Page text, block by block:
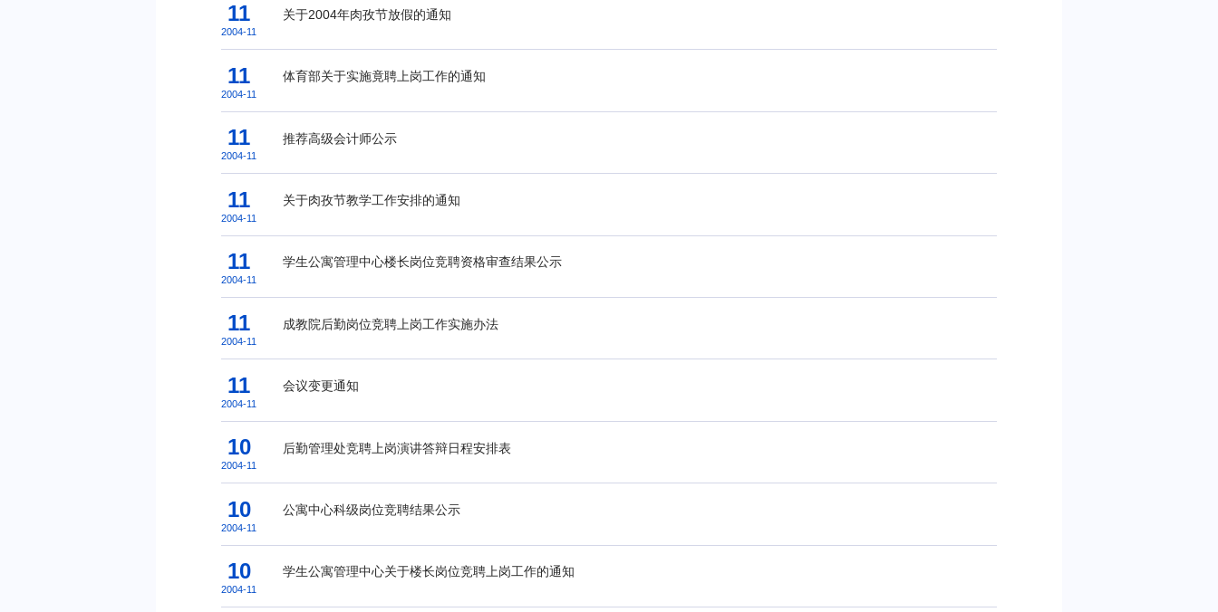
11
2004-11
关于2004年肉孜节放假的通知
11
2004-11
体育部关于实施竟聘上岗工作的通知
11
2004-11
推荐高级会计师公示
11
2004-11
关于肉孜节教学工作安排的通知
11
2004-11
学生公寓管理中心楼长岗位竞聘资格审查结果公示
11
2004-11
成教院后勤岗位竞聘上岗工作实施办法
11
2004-11
会议变更通知
10
2004-11
后勤管理处竞聘上岗演讲答辩日程安排表
10
2004-11
公寓中心科级岗位竞聘结果公示
10
2004-11
学生公寓管理中心关于楼长岗位竞聘上岗工作的通知